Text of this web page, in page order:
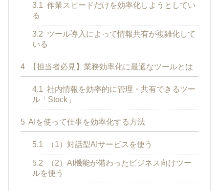
3.1 作業スピードだけを効率化しようとしてい
る
3.2 ツール導入によって情報共有が複雑化して
いる
4 【担当者必見】業務効率化に最適なツールとは
4.1 社内情報を効率的に管理・共有できるツー
ル「Stock」
5 AIを使って仕事を効率化する方法
5.1 （1）対話型AIサービスを使う
5.2
（2）AI機能が備わったビジネス向けツー
ルを使う